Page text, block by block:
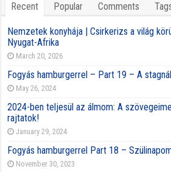
Recent Popular Comments
Nemzetek konyhája | Csirkerizs a világ
Nyugat-Afrika
March 20, 2026
Fogyás hamburgerrel – Part 19 – A
May 26, 2024
2024-ben teljesül az álmom: A
rajtatok!
January 29, 2024
Fogyás hamburgerrel Part 18 –
November 30, 2023